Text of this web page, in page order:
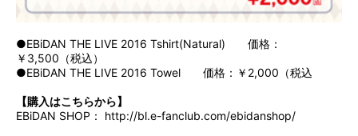
●EBiDAN THE LIVE 2016 Tshirt(Natural) 価格：
￥3,500（税込）
●EBiDAN THE LIVE 2016 Towel 価格：￥2,000（税込
【購入はこちらから】
EBiDAN SHOP： http://bl.e-fanclub.com/ebidanshop/